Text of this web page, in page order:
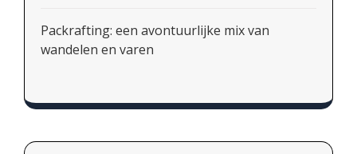
Packrafting: een avontuurlijke mix van
wandelen en varen